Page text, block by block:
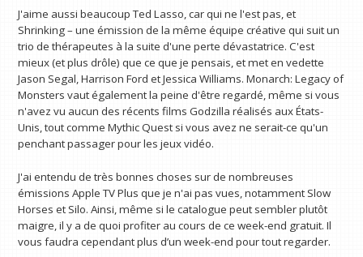
J'aime aussi beaucoup Ted Lasso, car qui ne l'est pas, et
Shrinking – une émission de la même équipe créative qui suit un
trio de thérapeutes à la suite d'une perte dévastatrice. C'est
mieux (et plus drôle) que ce que je pensais, et met en vedette
Jason Segal, Harrison Ford et Jessica Williams. Monarch: Legacy of
Monsters vaut également la peine d'être regardé, même si vous
n'avez vu aucun des récents films Godzilla réalisés aux États-
Unis, tout comme Mythic Quest si vous avez ne serait-ce qu'un
penchant passager pour les jeux vidéo.
J'ai entendu de très bonnes choses sur de nombreuses
émissions Apple TV Plus que je n'ai pas vues, notamment Slow
Horses et Silo. Ainsi, même si le catalogue peut sembler plutôt
maigre, il y a de quoi profiter au cours de ce week-end gratuit. Il
vous faudra cependant plus d’un week-end pour tout regarder.